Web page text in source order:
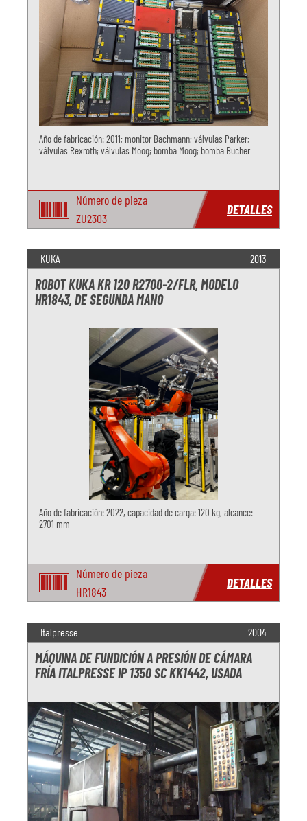
Año de fabricación: 2011; monitor Bachmann; válvulas Parker;
válvulas Rexroth; válvulas Moog; bomba Moog; bomba Bucher
Número de pieza
ZU2303
DETALLES
KUKA 2013
ROBOT KUKA KR 120 R2700-2/FLR, MODELO
HR1843, DE SEGUNDA MANO
Año de fabricación: 2022, capacidad de carga: 120 kg, alcance:
2701 mm
Número de pieza
HR1843
DETALLES
Italpresse 2004
MÁQUINA DE FUNDICIÓN A PRESIÓN DE CÁMARA
FRÍA ITALPRESSE IP 1350 SC KK1442, USADA